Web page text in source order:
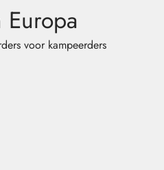
voor kampeerders